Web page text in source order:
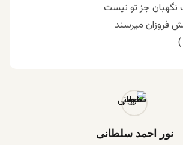
نگهبان جز تو نیست
فروزان میرسند
نور احمد سلطانی